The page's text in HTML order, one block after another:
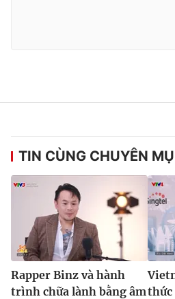
TIN CÙNG CHUYÊN
Rapper Binz và hành
trình chữa lành bằng âmthức